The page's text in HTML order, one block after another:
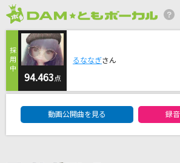
[生音]桜木町
ゆず
君に触れた時から
Nissy(西島隆弘)
モス(ビデオクリップバージョン)
サカナクション
94.463点
るななぎさん
動画公開曲を見る 録